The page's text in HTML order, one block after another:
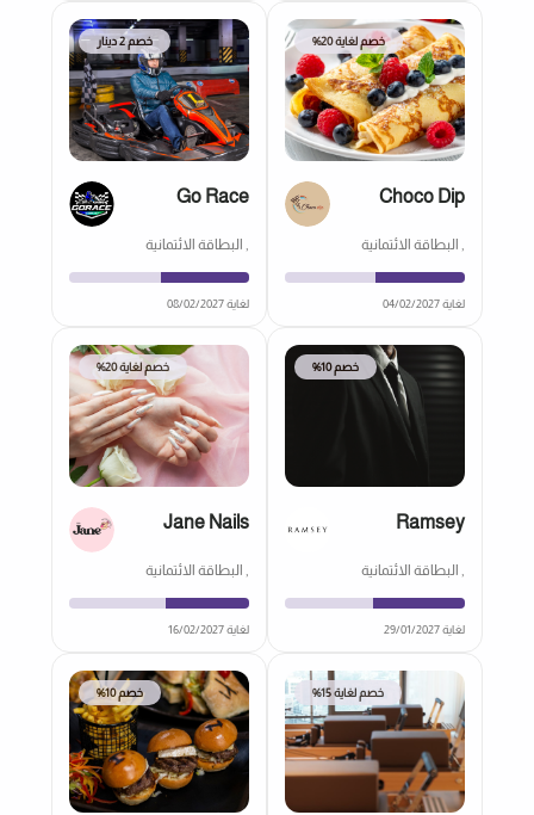
خصم لغاية 20%
Choco Dip
, البطاقة الائتمانية
لغاية 04/02/2027
خصم 2 دينار
Go Race
, البطاقة الائتمانية
لغاية 08/02/2027
خصم 10%
Ramsey
, البطاقة الائتمانية
لغاية 29/01/2027
خصم لغاية 20%
Jane Nails
, البطاقة الائتمانية
لغاية 16/02/2027
خصم لغاية 15% خصم 10%